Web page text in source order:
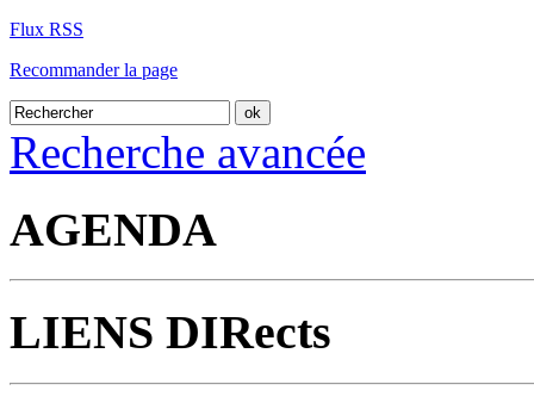
Flux RSS
Recommander la page
Recherche avancée
AGENDA
LIENS DIRects